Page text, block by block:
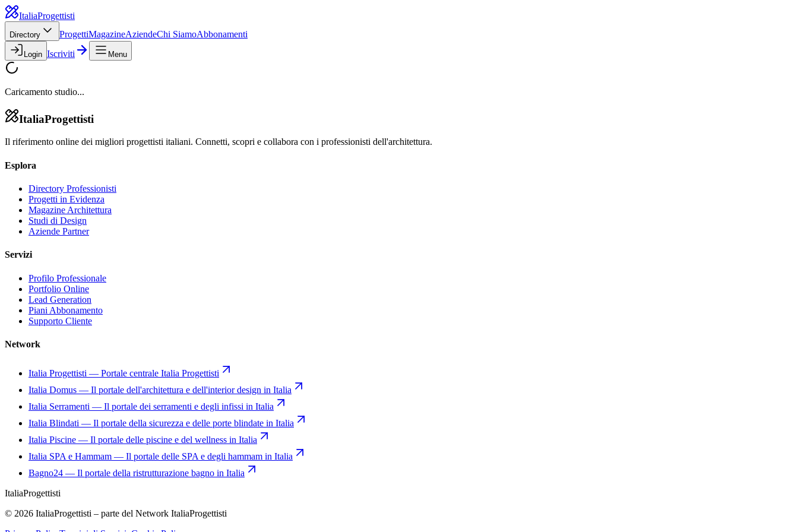
ItaliaProgettisti
Directory ProgettiMagazineAziendeChi SiamoAbbonamenti
Login Iscriviti Menu
Caricamento studio...
ItaliaProgettisti
Il riferimento online dei migliori progettisti italiani. Connetti, scopri e collabora con i professionisti dell'architettura.
Esplora
Directory Professionisti
Progetti in Evidenza
Magazine Architettura
Studi di Design
Aziende Partner
Servizi
Profilo Professionale
Portfolio Online
Lead Generation
Piani Abbonamento
Supporto Cliente
Network
Italia Progettisti — Portale centrale Italia Progettisti
Italia Domus — Il portale dell'architettura e dell'interior design in Italia
Italia Serramenti — Il portale dei serramenti e degli infissi in Italia
Italia Blindati — Il portale della sicurezza e delle porte blindate in Italia
Italia Piscine — Il portale delle piscine e del wellness in Italia
Italia SPA e Hammam — Il portale delle SPA e degli hammam in Italia
Bagno24 — Il portale della ristrutturazione bagno in Italia
ItaliaProgettisti
© 2026 ItaliaProgettisti – parte del Network ItaliaProgettisti